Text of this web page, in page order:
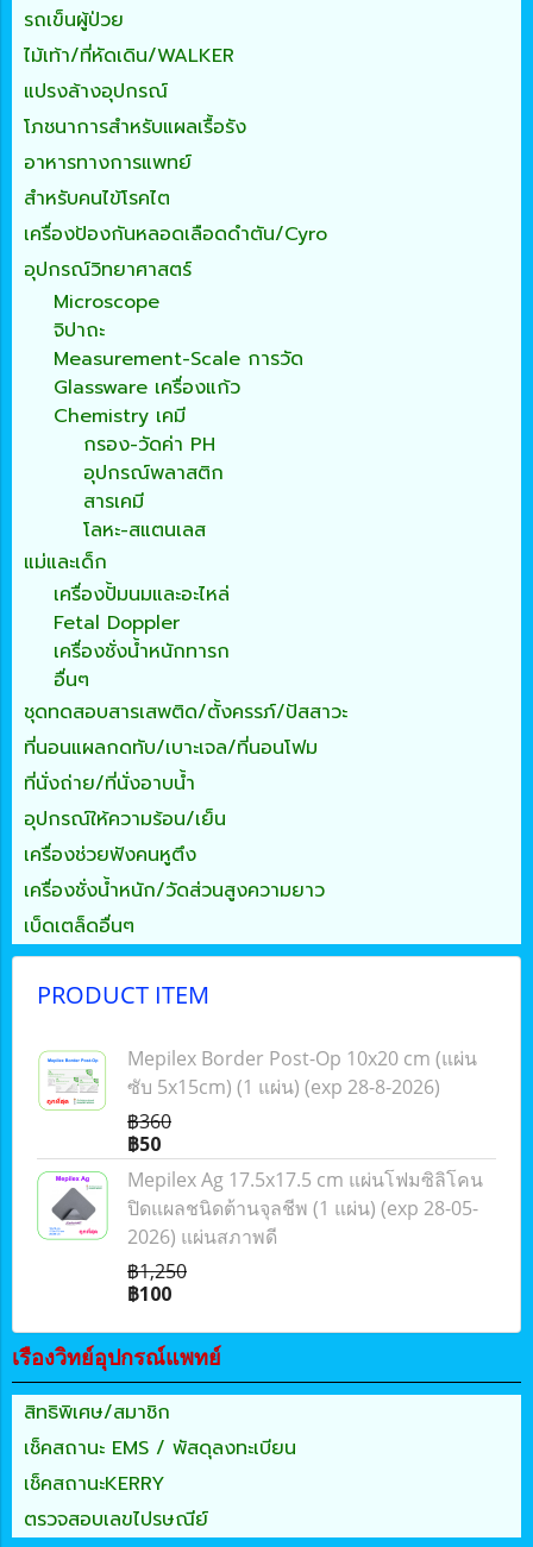
รถเข็นผู้ป่วย
ไม้เท้า/ที่หัดเดิน/WALKER
แปรงล้างอุปกรณ์
โภชนาการสำหรับแผลเรื้อรัง
อาหารทางการแพทย์
สำหรับคนไข้โรคไต
เครื่องป้องกันหลอดเลือดดำตัน/Cyro
อุปกรณ์วิทยาศาสตร์
Microscope
จิปาถะ
Measurement-Scale การวัด
Glassware เครื่องแก้ว
Chemistry เคมี
กรอง-วัดค่า PH
อุปกรณ์พลาสติก
สารเคมี
โลหะ-สแตนเลส
แม่และเด็ก
เครื่องปั้มนมและอะไหล่
Fetal Doppler
เครื่องชั่งน้ำหนักทารก
อื่นๆ
ชุดทดสอบสารเสพติด/ตั้งครรภ์/ปัสสาวะ
ที่นอนแผลกดทับ/เบาะเจล/ที่นอนโฟม
ที่นั่งถ่าย/ที่นั่งอาบน้ำ
อุปกรณ์ให้ความร้อน/เย็น
เครื่องช่วยฟังคนหูตึง
เครื่องชั่งน้ำหนัก/วัดส่วนสูงความยาว
เบ็ดเตล็ดอื่นๆ
PRODUCT ITEM
Mepilex Border Post-Op 10x20 cm (แผ่น
ซับ 5x15cm) (1 แผ่น) (exp 28-8-2026)
฿360
฿50
Mepilex Ag 17.5x17.5 cm แผ่นโฟมซิลิโคน
ปิดแผลชนิดต้านจุลชีพ (1 แผ่น) (exp 28-05-
2026) แผ่นสภาพดี
฿1,250
฿100
เรืองวิทย์อุปกรณ์แพทย์
สิทธิพิเศษ/สมาชิก
เช็คสถานะ EMS / พัสดุลงทะเบียน
เช็คสถานะKERRY
ตรวจสอบเลขไปรษณีย์